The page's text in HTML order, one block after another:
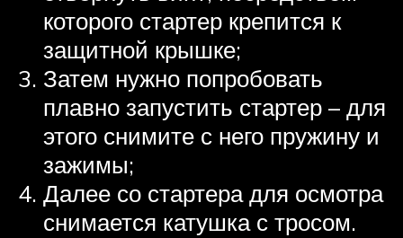
которого стартер крепится к
защитной крышке;
Затем нужно попробовать
плавно запустить стартер – для
этого снимите с него пружину и
зажимы;
Далее со стартера для осмотра
снимается катушка с тросом.